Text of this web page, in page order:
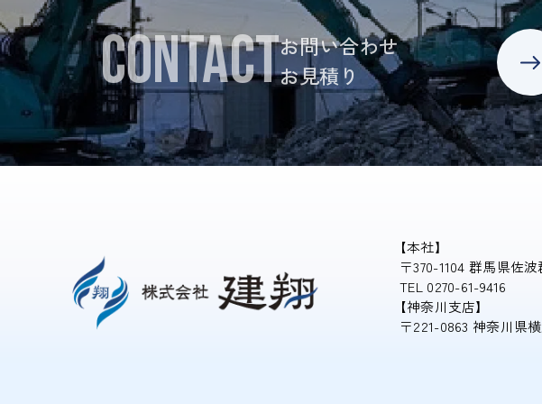
CONTACTお問い合わせ
お見積り
【本社】
〒370-1104 群馬県佐
TEL 0270-61-9416
【神奈川支店】
〒221-0863 神奈川県